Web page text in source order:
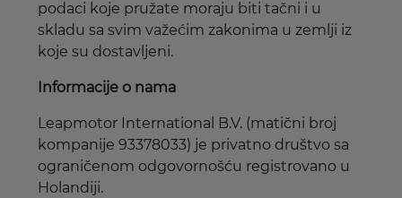
podaci koje pružate moraju biti tačni i u
skladu sa svim važećim zakonima u zemlji iz
koje su dostavljeni.
Informacije o nama
Leapmotor International B.V. (matični broj
kompanije 93378033) je privatno društvo sa
ograničenom odgovornošću registrovano u
Holandiji.